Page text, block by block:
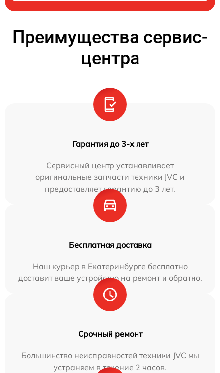
Преимущества сервис-
центра
Гарантия до 3-х лет
Сервисный центр устанавливает
оригинальные запчасти техники JVC и
предоставляет гарантию до 3 лет.
Бесплатная доставка
Наш курьер в Екатеринбурге бесплатно
доставит ваше устройство на ремонт и обратно.
Срочный ремонт
Большинство неисправностей техники JVC мы
устраняем в течение 2 часов.